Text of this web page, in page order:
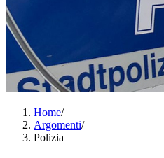
Home/
Argomenti/
Polizia